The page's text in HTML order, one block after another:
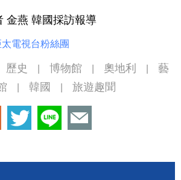
金燕 韓國採訪報導
電視台粉絲團
歷史 博物館 奧地利
藝
韓國 旅遊趣聞